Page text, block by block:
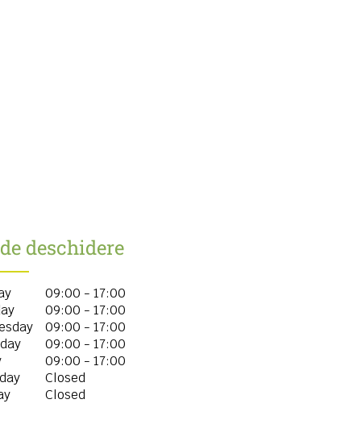
deschidere
09:00 - 17:00
09:00 - 17:00
09:00 - 17:00
09:00 - 17:00
09:00 - 17:00
Closed
Closed